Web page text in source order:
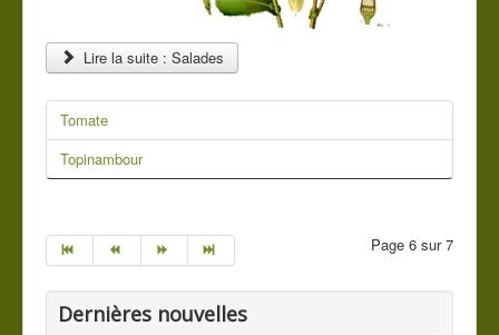
Lire la suite : Salades
Tomate
Topinambour
Page 6 sur 7
Dernières nouvelles